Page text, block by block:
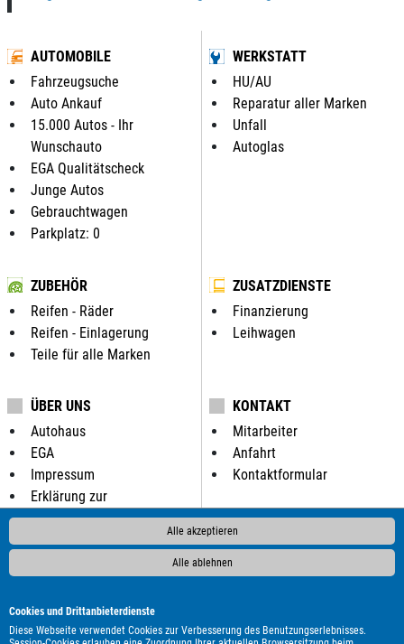
Alle akzeptieren
Alle ablehnen
Cookies und Drittanbieterdienste
Diese Webseite verwendet Cookies zur Verbesserung des Benutzungserlebnisses.
AUTOMOBILE
Fahrzeugsuche
Auto Ankauf
15.000 Autos - Ihr
Wunschauto
EGA Qualitätscheck
Junge Autos
Gebrauchtwagen
Parkplatz: 0
WERKSTATT
HU/AU
Reparatur aller Marken
Unfall
Autoglas
ZUBEHÖR
Reifen - Räder
Reifen - Einlagerung
Teile für alle Marken
ZUSATZDIENSTE
Finanzierung
Leihwagen
ÜBER UNS
Autohaus
EGA
Impressum
Erklärung zur
Barrierefreiheit
KONTAKT
Mitarbeiter
Anfahrt
Kontaktformular
Als Autohändler bieten wir Ihnen in unserem Automarkt
Gebrauchtwagen, Jahreswagen und Neuwagen folgender